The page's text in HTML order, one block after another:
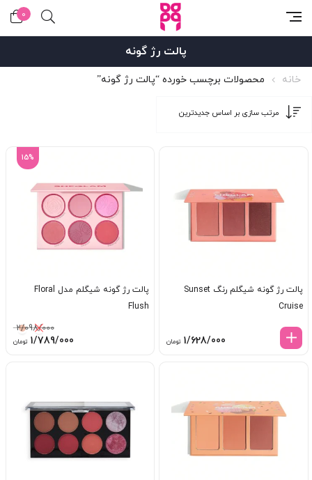
0
پالت رژ گونه
خانه محصولات برچسب خورده “پالت رژ گونه”
پالت رژ گونه شیگلم رنگ Sunset
Cruise
1/628/000 تومان
15%
پالت رژ گونه شیگلم مدل Floral
Flush
2/098/000
قیمت
1/789/000 تومان